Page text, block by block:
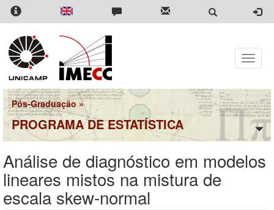
Pular
para
conteúdo
principal
Toggle
Pós-Graduação »
PROGRAMA DE ESTATÍSTICA
Análise de diagnóstico em modelos
lineares mistos na mistura de
escala skew-normal